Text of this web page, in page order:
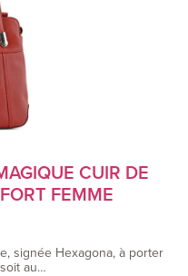
CUIR DE
FEMME
signée Hexagona, à porter
au…